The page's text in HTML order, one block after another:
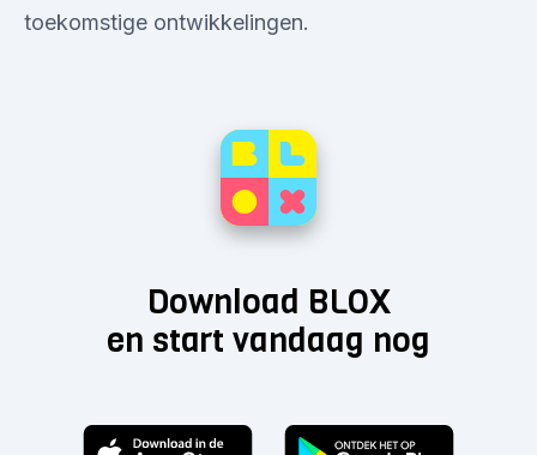
toekomstige ontwikkelingen.
Download BLOX
en start vandaag nog